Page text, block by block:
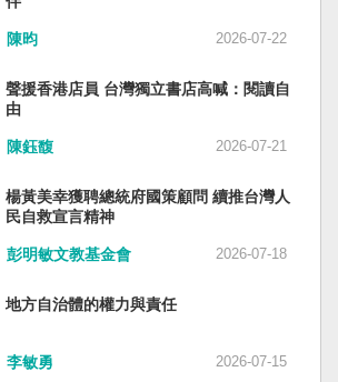
年八一五，台灣人在祖國的迷惘與
誤的選擇，不只造成台灣集體命運
向新歷史，珍惜台灣自己的條件，
尚未正常化的國家。台灣是小而
強，在太平洋西南海域，一個閃亮
民國」這個你們立鑄為繼承之國碑
灣也會尊重歷史，對殘餘中國做歷
下句點。生活在台灣的人們應共同
中國」不構成侵權的新國家，開啟
）
入軍事力量協助救援。國軍與日本
災害時能提供人力、運輸、工程與
急醫療體系；地方政府負責整體應
，警察則協助交通管制、秩序維護
真正成熟的防災制度，需要的是整
災教育與社區演練，值得台灣參
本並非照搬制度，而是思考如何建
會條件的防災文化。 防災的目的，
在災害中生存下來，更是在災害發
不是要求人民只能服從撤離命令，
信：當他們離開家園時，公共制度
陳昀 2026-07-22
聲援香港店員 台灣獨立書店高喊：閱讀自
由
陳鈺馥 2026-07-21
楊黃美幸獲聘總統府國策顧問 續推台灣人
民自救宣言精神
彭明敏文教基金會 2026-07-18
地方自治體的權力與責任
李敏勇 2026-07-15